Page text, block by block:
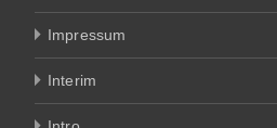
Impressum
Interim